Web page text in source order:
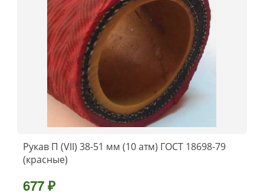
Рукав П (VII) 38-51 мм (10 атм) ГОСТ 18698-79
(красные)
677 ₽